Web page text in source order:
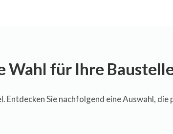
Wahl für Ihre
Sie nachfolgend eine Auswahl, die